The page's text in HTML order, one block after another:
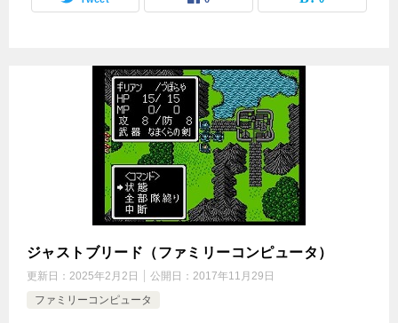
ジャストブリード（ファミリーコンピュータ）
更新日： 2025年2月2日 公開日： 2017年11月29日
ファミリーコンピュータ